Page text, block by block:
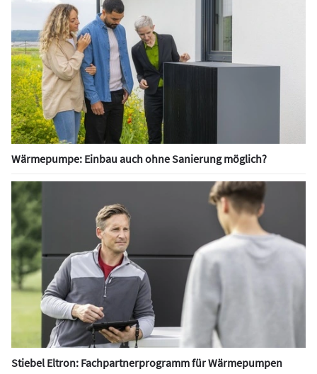
Wärmepumpe: Einbau auch ohne Sanierung möglich?
Stiebel Eltron: Fachpartnerprogramm für Wärmepumpen